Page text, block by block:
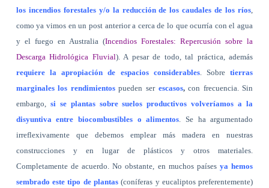
los incendios forestales y/o la reducción de los caudales de los ríos,
como ya vimos en un post anterior a cerca de lo que ocurría con el agua
y el fuego en Australia (Incendios Forestales: Repercusión sobre la
Descarga Hidrológica Fluvial). A pesar de todo, tal práctica, además
requiere la apropiación de espacios considerables. Sobretierras
marginales los rendimientospueden serescasos,con frecuencia. Sin
embargo,si se plantas sobre suelos productivos volveríamos a la
disyuntiva entre biocombustibles o alimentos. Se ha argumentado
irreflexivamente que debemos emplear más madera en nuestras
construcciones y en lugar de plásticos y otros materiales.
Completamente de acuerdo. No obstante, en muchos países ya hemos
sembrado este tipo de plantas (coníferas y eucaliptos preferentemente)